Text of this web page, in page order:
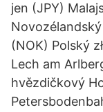
jen (JPY)
(NOK) Polský
Lech am
hvězdičkový